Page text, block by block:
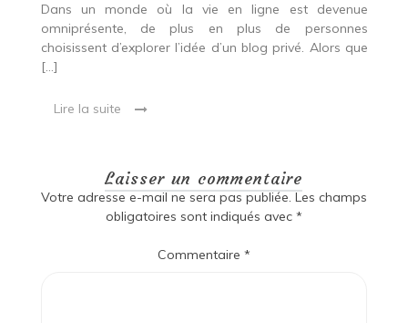
Dans un monde où la vie en ligne est devenue
omniprésente, de plus en plus de personnes
choisissent d’explorer l’idée d’un blog privé. Alors que
[…]
Lire la suite
Laisser un commentaire
Votre adresse e-mail ne sera pas publiée. Les champs
obligatoires sont indiqués avec *
Commentaire *